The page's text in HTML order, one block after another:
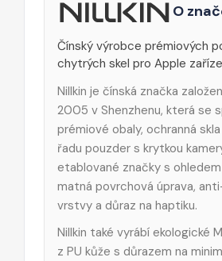
O
Čínský výrobce prémiových
chytrých skel pro Apple
Nillkin je čínská značka
2005 v Shenzhenu, která se
prémiové obaly, ochranná
řadu pouzder s krytkou
etablované značky s
matná povrchová úprava,
vrstvy a důraz na haptiku.
Nillkin také vyrábí ekologické
z PU kůže s důrazem na